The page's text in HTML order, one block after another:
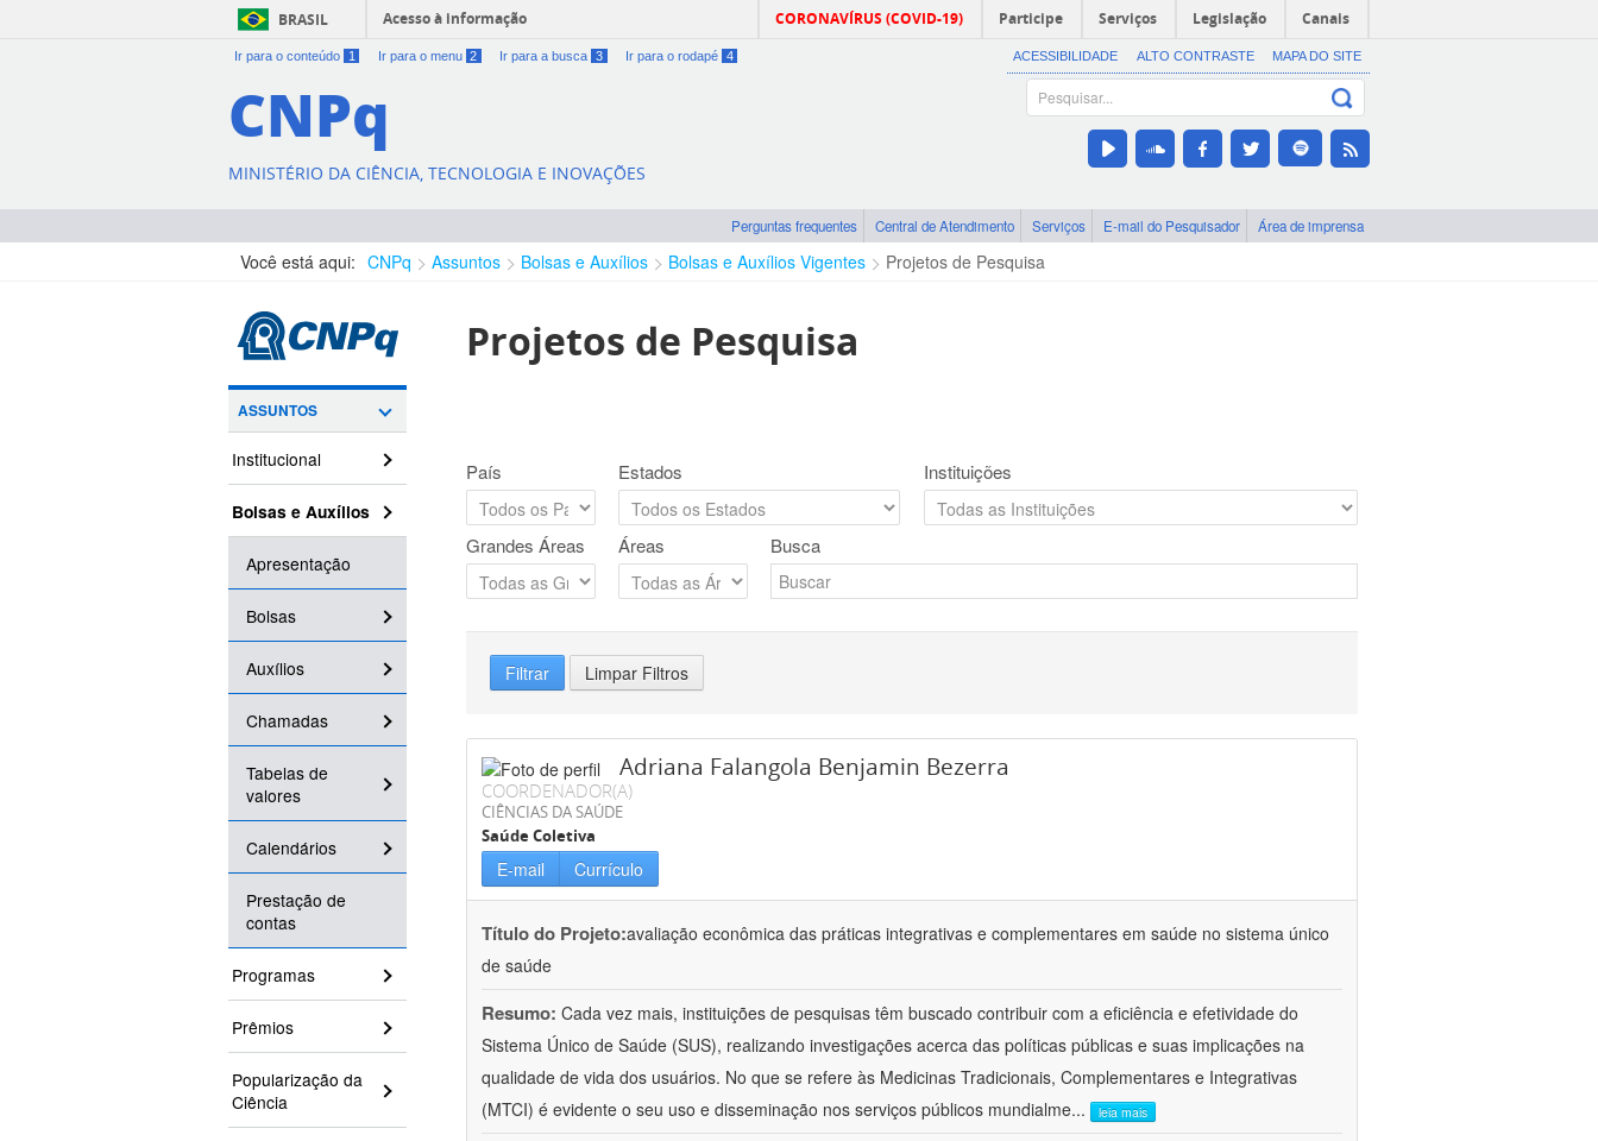
BRASIL Acesso à informação CORONAVÍRUS (COVID-19) Participe Serviços Legislação Canais
Ir para o conteúdo 1 Ir para o menu 2 Ir para a busca 3 Ir para o rodapé 4 ACESSIBILIDADE ALTO CONTRASTE MAPA DO SITE
CNPq
MINISTÉRIO DA CIÊNCIA, TECNOLOGIA E INOVAÇÕES
Perguntas frequentes Central de Atendimento Serviços E-mail do Pesquisador Área de imprensa
Você está aqui: CNPq Assuntos Bolsas e Auxílios Bolsas e Auxílios Vigentes Projetos de Pesquisa
ASSUNTOS
Institucional
Bolsas e Auxílios
Apresentação
Bolsas
Auxílios
Chamadas
Tabelas de
valores
Calendários
Prestação de
contas
Programas
Prêmios
Popularização da
Ciência
Projetos de Pesquisa
País Estados Instituições
Grandes Áreas Áreas Busca
Filtrar Limpar Filtros
Adriana Falangola Benjamin Bezerra
COORDENADOR(A)
CIÊNCIAS DA SAÚDE
Saúde Coletiva
E-mail Currículo
Título do Projeto:avaliação econômica das práticas integrativas e complementares em saúde no sistema único
de saúde
Resumo: Cada vez mais, instituições de pesquisas têm buscado contribuir com a eficiência e efetividade do
Sistema Único de Saúde (SUS), realizando investigações acerca das políticas públicas e suas implicações na
qualidade de vida dos usuários. No que se refere às Medicinas Tradicionais, Complementares e Integrativas
(MTCI) é evidente o seu uso e disseminação nos serviços públicos mundialme... leia mais